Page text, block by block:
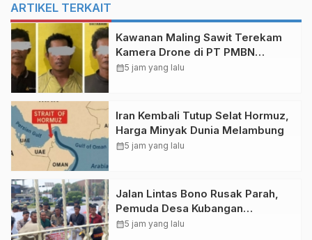
ARTIKEL TERKAIT
Kawanan Maling Sawit Terekam
Kamera Drone di PT PMBN
Bandar Seikijang
calendar_month5 jam yang lalu
Iran Kembali Tutup Selat Hormuz,
Harga Minyak Dunia Melambung
calendar_month5 jam yang lalu
Jalan Lintas Bono Rusak Parah,
Pemuda Desa Kubangan
Pelalawan Geruduk Kantor Gubri
calendar_month5 jam yang lalu